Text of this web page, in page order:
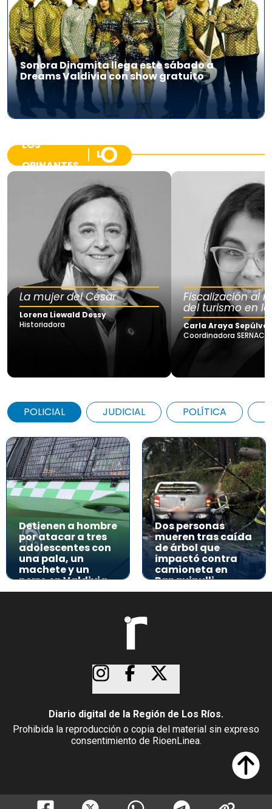
Sonora Dinamita llega este sábado a
Dreams Valdivia con show gratuito
LOS
OPINANTES
La mujer del César
Lorena Liewald Dessy
Historiadora
Fiscalización al
del turismo en
Carla Araya
Coordinadora SERNAC
POLICIAL JUDICIAL POLÍTICA
Detienen a hombre
por atacar a tres
adolescentes con
una pala, un
machete y un
perro en Valdivia
Dos personas
mueren tras caída
de árbol que
impactó contra
camioneta en
Panguipulli
Diario digital de la Región de Los Ríos.
Prohibida la reproducción o copia del material sin expreso
consentimiento de RioenLinea.